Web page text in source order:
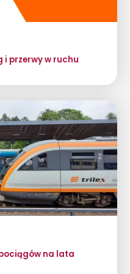
przerwy w ruchu
na lata